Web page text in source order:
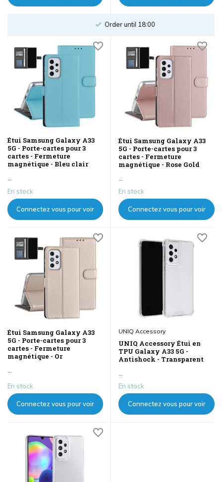
Order until 18:00
Étui Samsung Galaxy A33
5G - Porte-cartes pour 3
cartes - Fermeture
magnétique - Bleu clair
...
En stock
Connectez vous pour voir
Étui Samsung Galaxy A33
5G - Porte-cartes pour 3
cartes - Fermeture
magnétique - Rose Gold
...
En stock
Connectez vous pour voir
Étui Samsung Galaxy A33
5G - Porte-cartes pour 3
cartes - Fermeture
magnétique - Or
En stock
Connectez vous pour voir
UNIQ Accessory
UNIQ Accessory Étui en
TPU Galaxy A33 5G -
Antishock - Transparent
En stock
Connectez vous pour voir